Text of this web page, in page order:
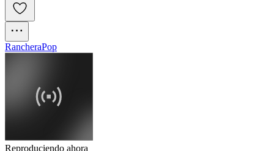
RancheraPop
Reproduciendo ahora